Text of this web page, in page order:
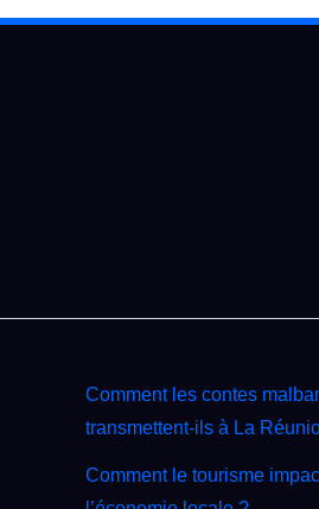
Comment les contes
transmettent‑ils à La
Comment le tourisme